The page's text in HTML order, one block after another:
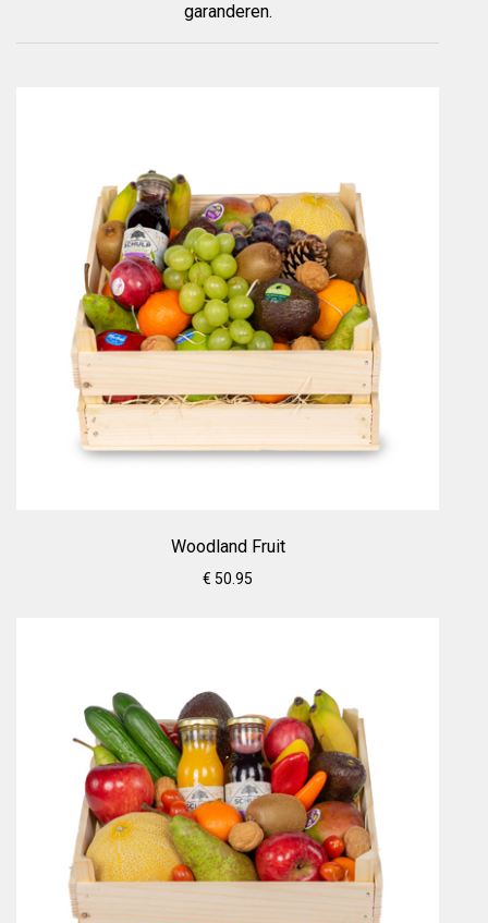
garanderen.
Woodland Fruit
€ 50.95